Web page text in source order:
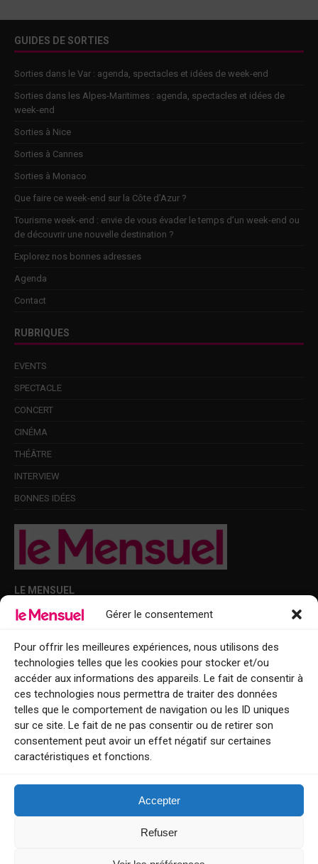
Gérer le consentement
Pour offrir les meilleures expériences, nous utilisons des
technologies telles que les cookies pour stocker et/ou
accéder aux informations des appareils. Le fait de consentir à
ces technologies nous permettra de traiter des données
telles que le comportement de navigation ou les ID uniques
sur ce site. Le fait de ne pas consentir ou de retirer son
consentement peut avoir un effet négatif sur certaines
caractéristiques et fonctions.
Accepter
Refuser
GUIDES DE SORTIES
Sorties dans le Var : agenda, spectacles et idées de week-end
Sorties dans les Alpes-Maritimes : agenda, spectacles et idées de
week-end
Sorties à Nice
Sorties à Cannes
Sorties à Monaco
Que faire ce week-end sur la Côte d’Azur ?
Tourisme week-end : envie de vous évader le temps d’un week-end ou
de découvrir une nouvelle destination ?
Explorez nos bonnes adresses
Agenda
Contact
RUBRIQUES
EVENTS
SPECTACLE
CONCERT
CINÉMA
THÉÂTRE
INTERVIEW
BONNES IDÉES
LE MENSUEL
Points de diffusion Var et Alpes-Maritimes : oû trouver Le Mensuel ?
Le Mensuel en PDF : consultez le magazine en ligne
Qui sommes-nous ?
BFM Top Sorties
EVENT
Tourisme week-end : envie de vous évader le temps d’un week-end ou
Explorez nos bonnes adresses
Contact